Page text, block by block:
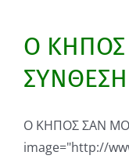
Ο ΚΗΠΟΣ
ΣΥΝΘΕΣΗ
Ο ΚΗΠΟΣ ΣΑΝ
image="http://